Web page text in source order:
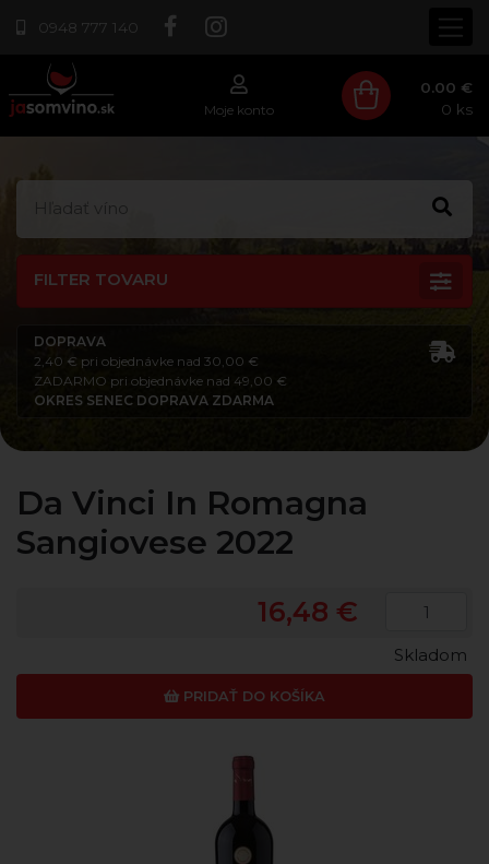
0948 777 140
Moje konto
0.00 €
0 ks
FILTER TOVARU
DOPRAVA
2,40 € pri objednávke nad 30,00 €
ZADARMO pri objednávke nad 49,00 €
OKRES SENEC DOPRAVA ZDARMA
Da Vinci In Romagna
Sangiovese 2022
16,48 €
PRIDAŤ DO KOŠÍKA
Skladom